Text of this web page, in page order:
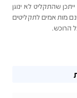
שהתקליט לא ינוגן
מותאמים לתקליטים
הרוכש.